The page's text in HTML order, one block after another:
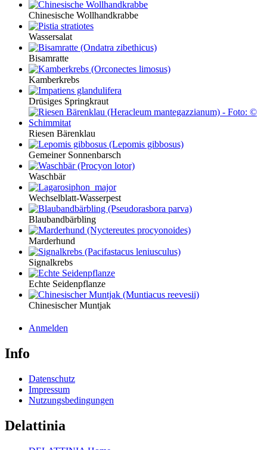
Chinesische Wollhandkrabbe
Wassersalat
Bisamratte
Kamberkrebs
Drüsiges Springkraut
Riesen Bärenklau
Gemeiner Sonnenbarsch
Waschbär
Wechselblatt-Wasserpest
Blaubandbärbling
Marderhund
Signalkrebs
Echte Seidenpflanze
Chinesischer Muntjak
Anmelden
Info
Datenschutz
Impressum
Nutzungsbedingungen
Delattinia